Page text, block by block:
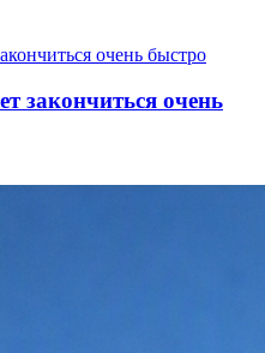
закончиться очень